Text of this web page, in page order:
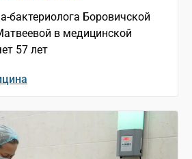
бактериолога Боровичской
в медицинской
57 лет